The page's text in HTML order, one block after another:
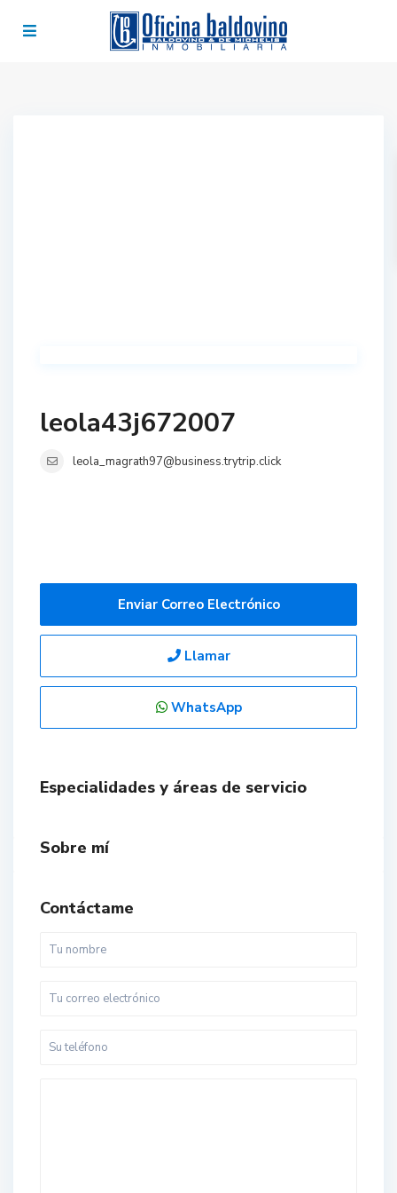
leola43j672007
leola_magrath97@business.trytrip.click
Enviar Correo Electrónico
Llamar
WhatsApp
Especialidades y áreas de servicio
Sobre mí
Contáctame